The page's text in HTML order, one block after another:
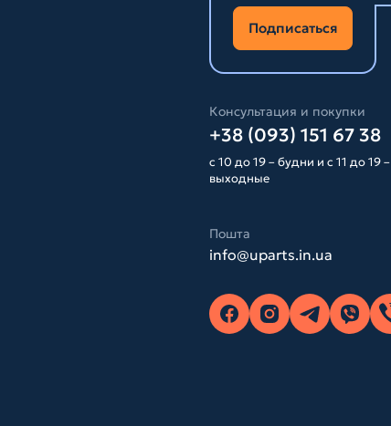
Подписаться
Консультация и покупки
+38 (093) 151 67 38
с 10 до 19 – будни и с 11 до 19 –
выходные
Пошта
info@uparts.in.ua